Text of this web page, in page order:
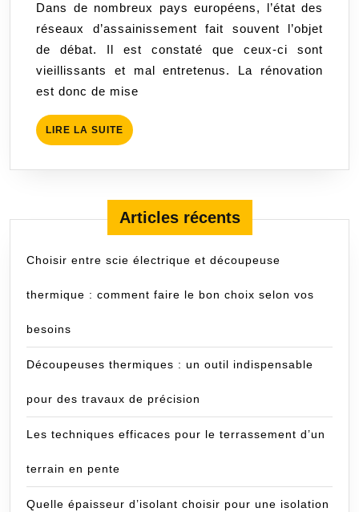
rénovation
du
système
d’assainissement
Dans de nombreux pays européens, l’état des
réseaux d’assainissement fait souvent l’objet
de débat. Il est constaté que ceux-ci sont
vieillissants et mal entretenus. La rénovation
est donc de mise
LIRE LA SUITE LIRE
LA
Articles récents
Choisir entre scie électrique et découpeuse
thermique : comment faire le bon choix selon vos
besoins
Découpeuses thermiques : un outil indispensable
pour des travaux de précision
Les techniques efficaces pour le terrassement d’un
terrain en pente
Quelle épaisseur d’isolant choisir pour une isolation